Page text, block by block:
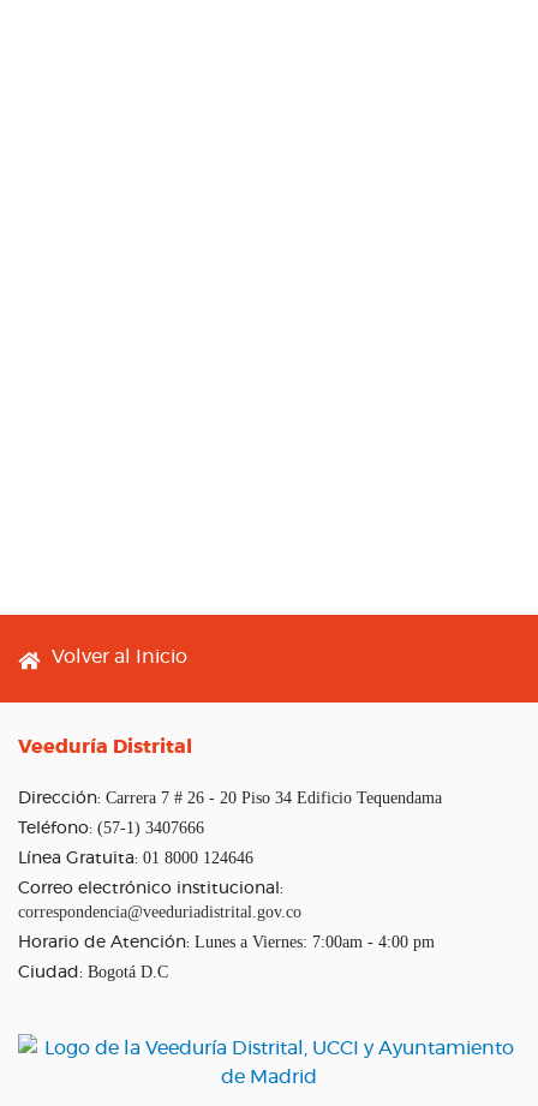
Footer menu
Volver al Inicio
Veeduría Distrital
Dirección: Carrera 7 # 26 - 20 Piso 34 Edificio Tequendama
Teléfono: (57-1) 3407666
Línea Gratuita: 01 8000 124646
Correo electrónico institucional:
correspondencia@veeduriadistrital.gov.co
Horario de Atención: Lunes a Viernes: 7:00am - 4:00 pm
Ciudad: Bogotá D.C